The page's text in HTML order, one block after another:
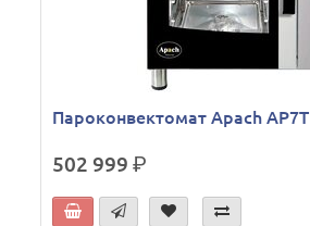
Пароконвектомат Apach AP7T
502 999р.